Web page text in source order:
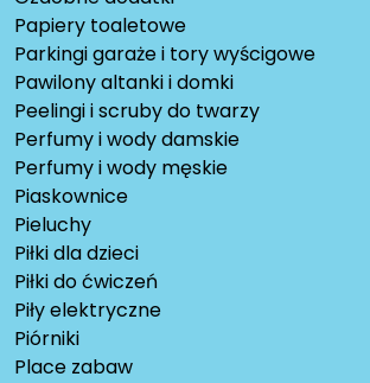
Papiery toaletowe
Parkingi garaże i tory wyścigowe
Pawilony altanki i domki
Peelingi i scruby do twarzy
Perfumy i wody damskie
Perfumy i wody męskie
Piaskownice
Pieluchy
Piłki dla dzieci
Piłki do ćwiczeń
Piły elektryczne
Piórniki
Place zabaw